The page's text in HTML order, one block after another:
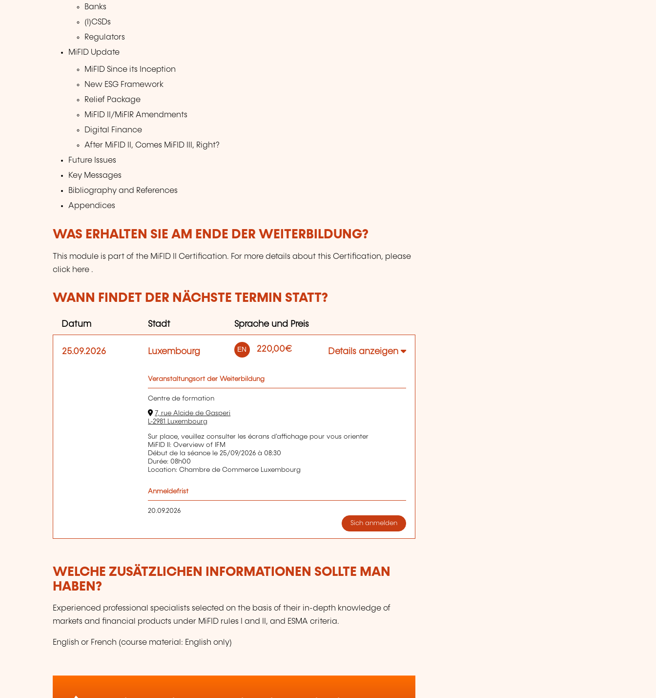
Banks
(I)CSDs
Regulators
MiFID Update
MiFID Since its Inception
New ESG Framework
Relief Package
MiFID II/MiFIR Amendments
Digital Finance
After MiFID II, Comes MiFID III, Right?
Future Issues
Key Messages
Bibliography and References
Appendices
WAS ERHALTEN SIE AM ENDE DER WEITERBILDUNG?
This module is part of the MiFID II Certification. For more details about this Certification, please
click here .
WANN FINDET DER NÄCHSTE TERMIN STATT?
Datum Stadt Sprache und Preis
25.09.2026 Luxembourg EN 220,00€ Details anzeigen
Veranstaltungsort der Weiterbildung
Centre de formation
7, rue Alcide de Gasperi
L-2981 Luxembourg
Sur place, veuillez consulter les écrans d'affichage pour vous orienter
MiFID II: Overview of IFM
Début de la séance le 25/09/2026 à 08:30
Durée: 08h00
Location: Chambre de Commerce Luxembourg
Anmeldefrist
20.09.2026
Sich anmelden
WELCHE ZUSÄTZLICHEN INFORMATIONEN SOLLTE MAN
HABEN?
Experienced professional specialists selected on the basis of their in-depth knowledge of
markets and financial products under MiFID rules I and II, and ESMA criteria.
English or French (course material: English only)